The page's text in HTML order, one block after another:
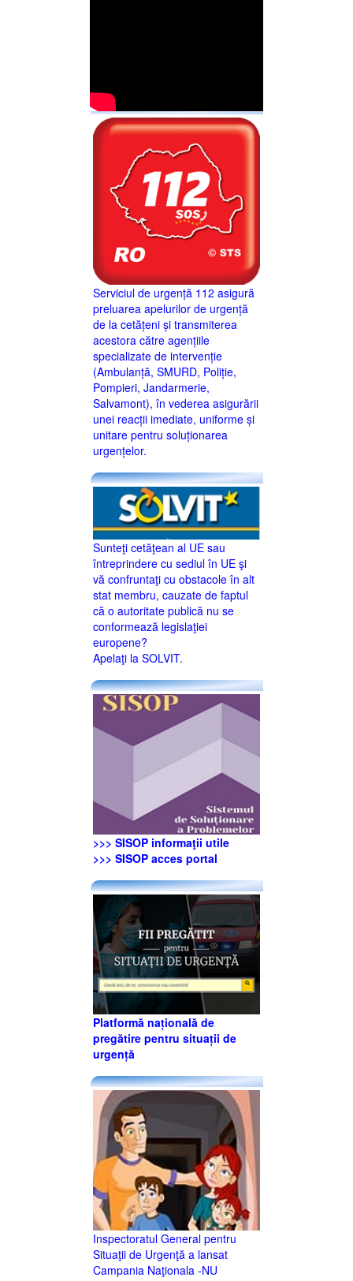
Serviciul de urgență 112 asigură
preluarea apelurilor de urgență
de la cetățeni și transmiterea
acestora către agențiile
specializate de intervenție
(Ambulanță, SMURD, Poliție,
Pompieri, Jandarmerie,
Salvamont), în vederea asigurării
unei reacții imediate, uniforme și
unitare pentru soluționarea
urgențelor.
Sunteţi cetăţean al UE sau
întreprindere cu sediul în UE şi
vă confruntaţi cu obstacole în alt
stat membru, cauzate de faptul
că o autoritate publică nu se
conformează legislaţiei
europene?
Apelaţi la SOLVIT.
>>> SISOP informaţii utile
>>> SISOP acces portal
Platformă națională de
pregătire pentru situații de
urgență
Inspectoratul General pentru
Situaţii de Urgenţă a lansat
Campania Naţionala -NU